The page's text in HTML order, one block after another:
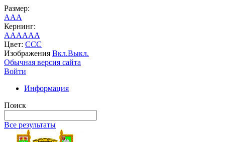
Размер:
AAA
Кернинг:
AAAAAA
Цвет: CCC
Изображения Вкл.Выкл.
Обычная версия сайта
Войти
Информация
Поиск
Все результаты